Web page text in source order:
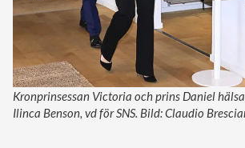
Kronprinsessan Victoria och prins Daniel
Ilinca Benson, vd för SNS. Bild: Claudio